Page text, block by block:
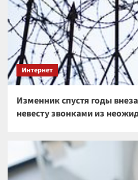
Интернет
Изменник спустя годы
невесту звонками из